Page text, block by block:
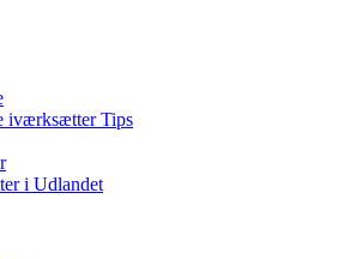
iværksætter Tips
i Udlandet